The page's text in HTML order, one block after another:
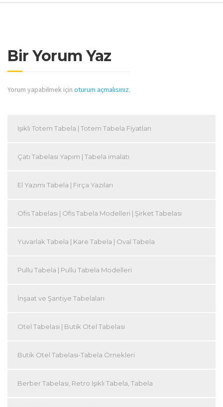
Bir Yorum Yaz
Yorum yapabilmek için oturum açmalısınız.
Işıklı Totem Tabela | Totem Tabela Fiyatları
Çatı Tabelası Yapım | Tabela imalatı
El Yazımı Tabela | Fırça Yazıları
Ofis Tabelası | Ofis Tabela Modelleri | Şirket Tabelası
Yuvarlak Tabela | Kare Tabela | Oval Tabela
Pullu Tabela | Pullu Tabela Modelleri
İnşaat ve Şantiye Tabelaları
Otel Tabelası | Butik Otel Tabelası
Butik Otel Tabelası-Tabela Örnekleri
Berber Tabelası, Retro Işıklı Tabela, Tabela